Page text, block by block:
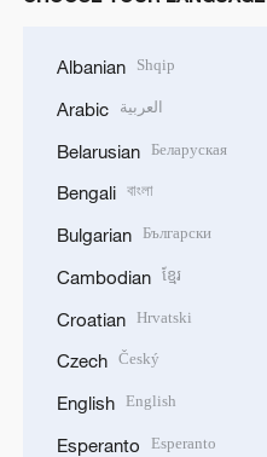
Albanian Shqip
Arabic العربية
Belarusian Беларуская
Bengali বাংলা
Bulgarian Български
Cambodian ខ្មែរ
Croatian Hrvatski
Czech Český
English English
Esperanto Esperanto